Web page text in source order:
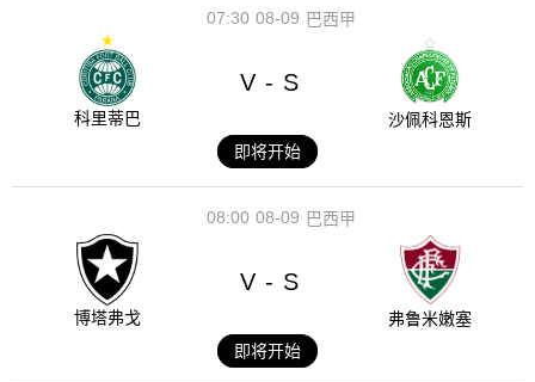
08-09
07:30 巴西甲
科里蒂巴
V - S
沙佩科恩斯
即将开始
08-09
08:00 巴西甲
博塔弗戈
V - S
弗鲁米嫩塞
即将开始